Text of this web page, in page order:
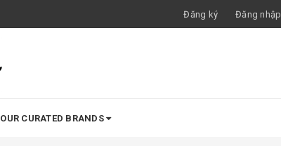
Đăng ký Đăng nhập
OUR CURATED BRANDS